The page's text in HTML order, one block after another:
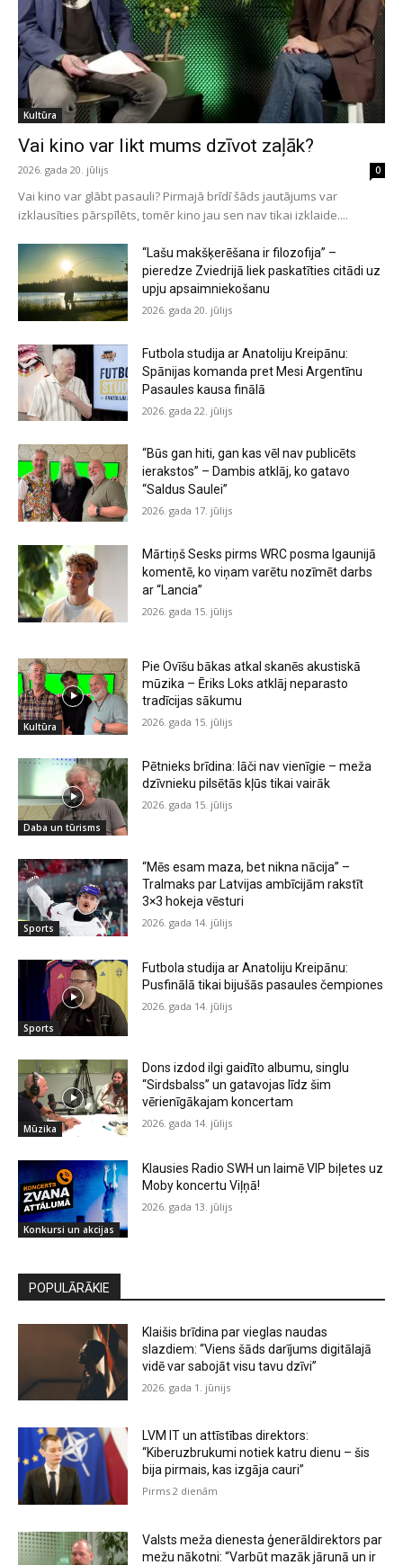
Kultūra
Vai kino var likt mums dzīvot zaļāk?
2026. gada 20. jūlijs 0
Vai kino var glābt pasauli? Pirmajā brīdī šāds jautājums var
izklausīties pārspīlēts, tomēr kino jau sen nav tikai izklaide....
“Lašu makšķerēšana ir filozofija” –
pieredze Zviedrijā liek paskatīties citādi uz
upju apsaimniekošanu
2026. gada 20. jūlijs
Futbola studija ar Anatoliju Kreipānu:
Spānijas komanda pret Mesi Argentīnu
Pasaules kausa finālā
2026. gada 22. jūlijs
“Būs gan hiti, gan kas vēl nav publicēts
ierakstos” – Dambis atklāj, ko gatavo
“Saldus Saulei”
2026. gada 17. jūlijs
Mārtiņš Sesks pirms WRC posma Igaunijā
komentē, ko viņam varētu nozīmēt darbs
ar “Lancia”
2026. gada 15. jūlijs
Kultūra
Pie Ovīšu bākas atkal skanēs akustiskā
mūzika – Ēriks Loks atklāj neparasto
tradīcijas sākumu
2026. gada 15. jūlijs
Daba un tūrisms
Pētnieks brīdina: lāči nav vienīgie – meža
dzīvnieku pilsētās kļūs tikai vairāk
2026. gada 15. jūlijs
Sports
“Mēs esam maza, bet nikna nācija” –
Tralmaks par Latvijas ambīcijām rakstīt
3×3 hokeja vēsturi
2026. gada 14. jūlijs
Sports
Futbola studija ar Anatoliju Kreipānu:
Pusfinālā tikai bijušās pasaules čempiones
2026. gada 14. jūlijs
Mūzika
Dons izdod ilgi gaidīto albumu, singlu
“Sirdsbalss” un gatavojas līdz šim
vērienīgākajam koncertam
2026. gada 14. jūlijs
Konkursi un akcijas
Klausies Radio SWH un laimē VIP biļetes uz
Moby koncertu Viļņā!
2026. gada 13. jūlijs
POPULĀRĀKIE
Klaišis brīdina par vieglas naudas
slazdiem: “Viens šāds darījums digitālajā
vidē var sabojāt visu tavu dzīvi”
2026. gada 1. jūnijs
LVM IT un attīstības direktors:
“Kiberuzbrukumi notiek katru dienu – šis
bija pirmais, kas izgāja cauri”
Pirms 2 dienām
Valsts meža dienesta ģenerāldirektors par
mežu nākotni: “Varbūt mazāk jārunā un ir